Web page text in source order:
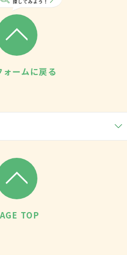
ォームに戻る
TOP